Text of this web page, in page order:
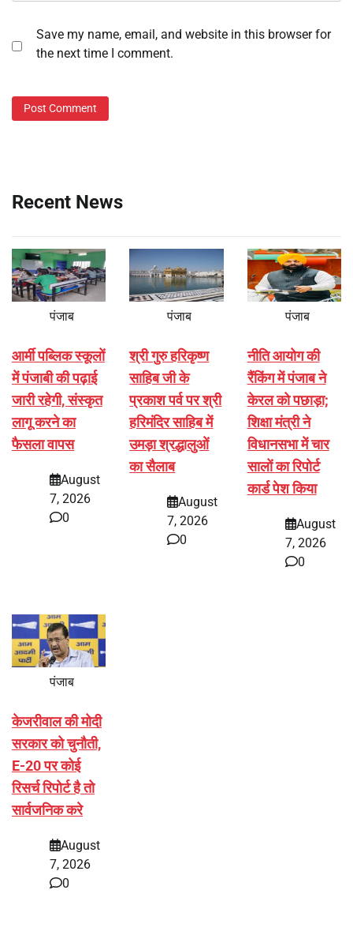
Save my name, email, and website in this browser for
the next time I comment.
Recent News
पंजाब
आर्मी पब्लिक स्कूलों
में पंजाबी की पढ़ाई
जारी रहेगी, संस्कृत
लागू करने का
फैसला वापस
August
7, 2026
0
पंजाब
श्री गुरु हरिकृष्ण
साहिब जी के
प्रकाश पर्व पर श्री
हरिमंदिर साहिब में
उमड़ा श्रद्धालुओं
का सैलाब
August
7, 2026
0
पंजाब
नीति आयोग की
रैंकिंग में पंजाब ने
केरल को पछाड़ा;
शिक्षा मंत्री ने
विधानसभा में चार
सालों का रिपोर्ट
कार्ड पेश किया
August
7, 2026
0
पंजाब
केजरीवाल की मोदी
सरकार को चुनौती,
E-20 पर कोई
रिसर्च रिपोर्ट है तो
सार्वजनिक करे
August
7, 2026
0